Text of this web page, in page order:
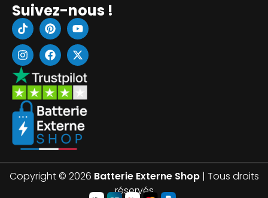
Suivez-nous !
Copyright © 2026 Batterie Externe Shop| Tous droits
réservés